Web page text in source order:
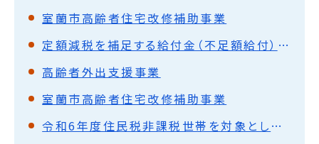
室蘭市高齢者住宅改修補助事業
定額減税を補足する給付金（不足額給付）のお知らせ
高齢者外出支援事業
室蘭市高齢者住宅改修補助事業
令和6年度住民税非課税世帯を対象とした給付金について